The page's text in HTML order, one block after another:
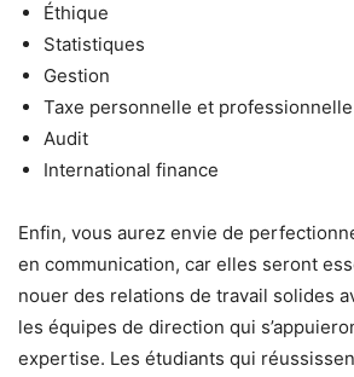
Éthique
Statistiques
Gestion
Taxe personnelle et professionnelle
Audit
International finance
Enfin, vous aurez envie de
en communication, car elles seront
nouer des relations de travail solides
les équipes de direction qui
expertise. Les étudiants qui